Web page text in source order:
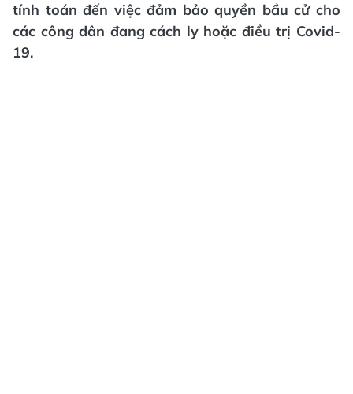
tính toán đến việc đảm bảo quyền bầu cử cho
các công dân đang cách ly hoặc điều trị Covid-
19.